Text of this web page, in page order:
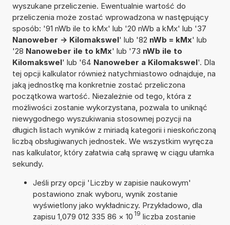
wyszukane przeliczenie. Ewentualnie wartość do
przeliczenia może zostać wprowadzona w następujący
sposób: '91 nWb ile to kMx' lub '20 nWb a kMx' lub '37
Nanoweber -> Kilomakswel' lub '82 nWb = kMx' lub
'28 Nanoweber ile to kMx' lub '73 nWb ile to
Kilomakswel' lub '64 Nanoweber a Kilomakswel'. Dla
tej opcji kalkulator również natychmiastowo odnajduje, na
jaką jednostkę ma konkretnie zostać przeliczona
początkowa wartość. Niezależnie od tego, która z
możliwości zostanie wykorzystana, pozwala to uniknąć
niewygodnego wyszukiwania stosownej pozycji na
długich listach wyników z miriadą kategorii i nieskończoną
liczbą obsługiwanych jednostek. We wszystkim wyręcza
nas kalkulator, który załatwia całą sprawę w ciągu ułamka
sekundy.
Jeśli przy opcji 'Liczby w zapisie naukowym'
postawiono znak wyboru, wynik zostanie
wyświetlony jako wykładniczy. Przykładowo, dla
zapisu 1,079 012 335 86 × 10 19 liczba zostanie